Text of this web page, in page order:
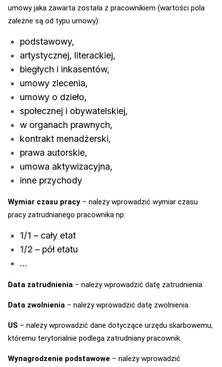
umowy jaka zawarta została z pracownikiem (wartości pola
zależne są od typu umowy):
podstawowy,
artystycznej, literackiej,
biegłych i inkasentów,
umowy zlecenia,
umowy o dzieło,
społecznej i obywatelskiej,
w organach prawnych,
kontrakt menadżerski,
prawa autorskie,
umowa aktywizacyjna,
inne przychody
Wymiar czasu pracy – należy wprowadzić wymiar czasu
pracy zatrudnianego pracownika np:
1/1 – cały etat
1/2 – pół etatu
…
Data zatrudnienia – należy wprowadzić datę zatrudnienia.
Data zwolnienia – należy wprowadzić datę zwolnienia.
US – należy wprowadzić dane dotyczące urzędu skarbowemu,
któremu terytorialnie podlega zatrudniany pracownik.
Wynagrodzenie podstawowe – należy wprowadzić